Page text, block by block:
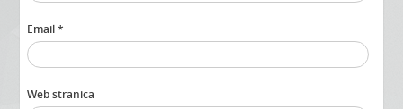
Email *
Web stranica